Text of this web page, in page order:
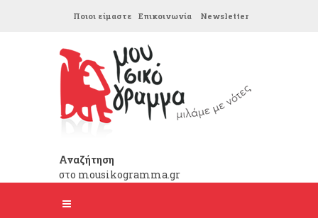
Ποιοι είμαστε Επικοινωνία Newsletter
Αναζήτηση
στο mousikogramma.gr